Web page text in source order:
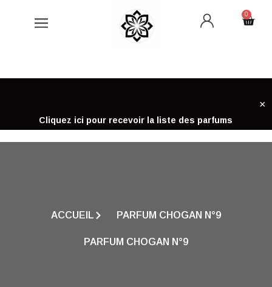
0
Cart
Cliquez ici pour recevoir la liste des parfums
×
ACCUEIL PARFUM CHOGAN N°9
PARFUM CHOGAN N°9